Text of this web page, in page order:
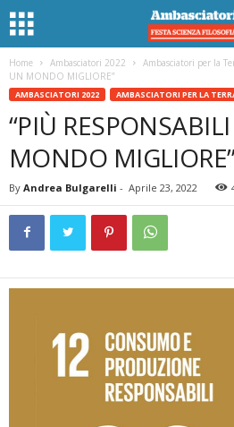
Home Ambasciatori 2022 Ambasciatori per la
UN MONDO MIGLIORE”
AMBASCIATORI 2022 AMBASCIATORI PER LA
“PIÙ
MONDO
By Andrea Bulgarelli - Aprile 23, 2022